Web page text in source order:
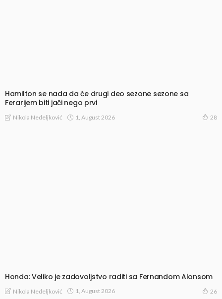
Hamilton se nada da će drugi deo sezone sezone sa
Ferarijem biti jači nego prvi
Nikola Nedeljković 1, August 2026 28
Honda: Veliko je zadovoljstvo raditi sa Fernandom Alonsom
Nikola Nedeljković 1, August 2026 26